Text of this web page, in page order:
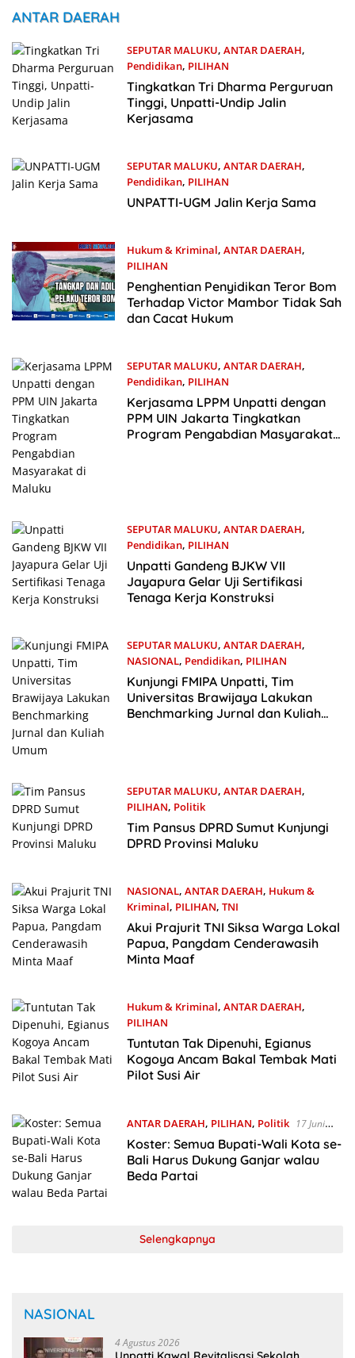
ANTAR DAERAH
SEPUTAR MALUKU, ANTAR DAERAH,
Pendidikan, PILIHAN
12 Juli 2024
Tingkatkan Tri Dharma Perguruan
Tinggi, Unpatti-Undip Jalin
Kerjasama
SEPUTAR MALUKU, ANTAR DAERAH,
Pendidikan, PILIHAN
9 Juli 2024
UNPATTI-UGM Jalin Kerja Sama
Hukum & Kriminal, ANTAR DAERAH,
PILIHAN
29 Juni 2024
Penghentian Penyidikan Teror Bom
Terhadap Victor Mambor Tidak Sah
dan Cacat Hukum
SEPUTAR MALUKU, ANTAR DAERAH,
Pendidikan, PILIHAN
26 Juni 2024
Kerjasama LPPM Unpatti dengan
PPM UIN Jakarta Tingkatkan
Program Pengabdian Masyarakat
SEPUTAR MALUKU, ANTAR DAERAH,
Pendidikan, PILIHAN
12 Juni 2024
Unpatti Gandeng BJKW VII
Jayapura Gelar Uji Sertifikasi
Tenaga Kerja Konstruksi
SEPUTAR MALUKU, ANTAR DAERAH,
NASIONAL, Pendidikan, PILIHAN
11 Juni 2024
Kunjungi FMIPA Unpatti, Tim
Universitas Brawijaya Lakukan
Benchmarking Jurnal dan Kuliah
SEPUTAR MALUKU, ANTAR DAERAH,
PILIHAN, Politik
13 Mei 2024
Tim Pansus DPRD Sumut Kunjungi
DPRD Provinsi Maluku
NASIONAL, ANTAR DAERAH, Hukum &
Kriminal, PILIHAN, TNI
25 Maret 2024
Akui Prajurit TNI Siksa Warga Lokal
Papua, Pangdam Cenderawasih
Minta Maaf
Hukum & Kriminal, ANTAR DAERAH,
PILIHAN
29 Juni 2023
Tuntutan Tak Dipenuhi, Egianus
Kogoya Ancam Bakal Tembak Mati
Pilot Susi Air
ANTAR DAERAH, PILIHAN, Politik
17 Juni
2023
Koster: Semua Bupati-Wali Kota se-
Bali Harus Dukung Ganjar walau
Beda Partai
Selengkapnya
NASIONAL
4 Agustus 2026